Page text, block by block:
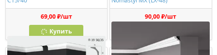
69,00 ₽/шт
Купить
90,00 ₽/шт